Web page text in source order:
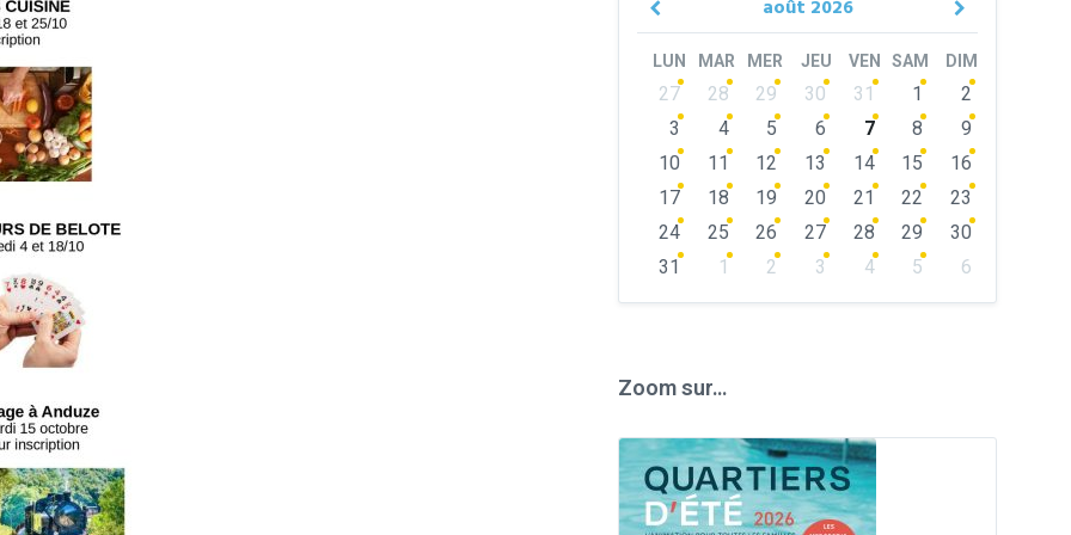
août 2026
Previous
Next
LUN MAR MER JEU VEN SAM DIM
Skip
calendar
days
27 28 29 30 31 1
2
3
4 5 6 7 8
9
10
11 12 13 14 15
16
17
18 19 20 21 22
23
24
25 26 27 28 29
30
31
1 2 3 4 5
6
Zoom sur…